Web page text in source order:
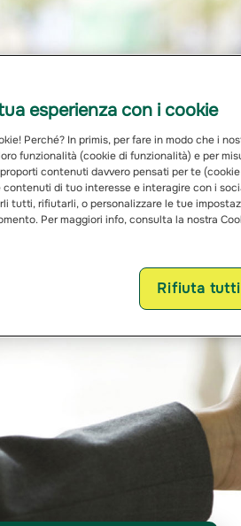
esperienza con i cookie
Perché? In primis, per fare in modo che i
funzionalità (cookie di funzionalità) e per
contenuti davvero pensati per te
di tuo interesse e interagire con i
tutti, rifiutarli, o personalizzare le tue
Per maggiori info, consulta la nostra
Rifiuta tutti